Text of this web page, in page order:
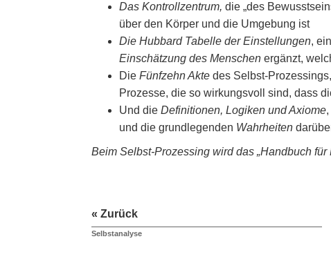
Das Kontrollzentrum, die „des
über den Körper und die Umgebung ist
Die Hubbard Tabelle der Einstellungen,
Einschätzung des Menschen ergänzt,
Die Fünfzehn Akte des Selbst-
Prozesse, die so wirkungsvoll sind, dass
Und die Definitionen, Logiken und Axiome
und die grundlegenden Wahrheiten
Beim Selbst-Prozessing wird das „Handbuch
« Zurück
Selbstanalyse